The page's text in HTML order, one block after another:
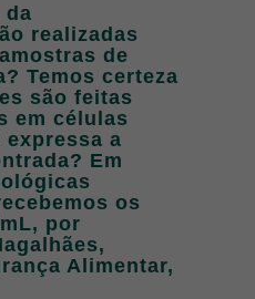
da
realizadas
de
Temos certeza
são feitas
em células
expressa a
Em
os
por
Alimentar,